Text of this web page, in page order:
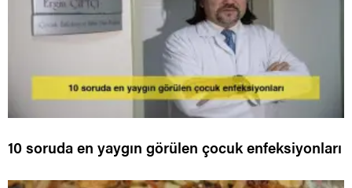
10 soruda en yaygın görülen çocuk enfeksiyonları